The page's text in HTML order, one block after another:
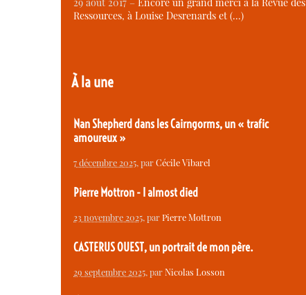
Ressources, à Louise Desrenards et (…)
À la une
Nan Shepherd dans les Cairngorms, un « trafic
amoureux »
7 décembre 2025, parCécile Vibarel
Pierre Mottron - I almost died
23 novembre 2025, parPierre Mottron
CASTERUS OUEST, un portrait de mon père.
29 septembre 2025, parNicolas Losson